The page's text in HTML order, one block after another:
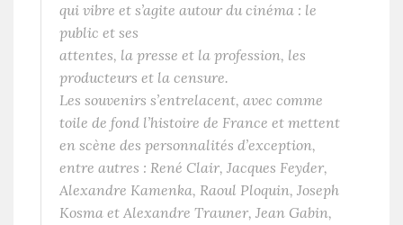
qui vibre et s’agite autour du cinéma : le
public et ses
attentes, la presse et la profession, les
producteurs et la censure.
Les souvenirs s’entrelacent, avec comme
toile de fond l’histoire de France et mettent
en scène des personnalités d’exception,
entre autres : René Clair, Jacques Feyder,
Alexandre Kamenka, Raoul Ploquin, Joseph
Kosma et Alexandre Trauner, Jean Gabin,